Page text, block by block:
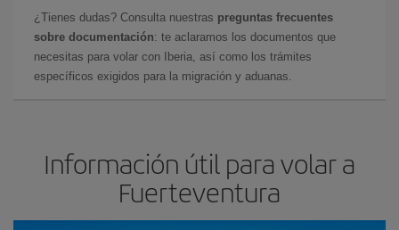
¿Tienes dudas? Consulta nuestras preguntas frecuentes
sobre documentación: te aclaramos los documentos que
necesitas para volar con Iberia, así como los trámites
específicos exigidos para la migración y aduanas.
Información útil para volar a
Fuerteventura